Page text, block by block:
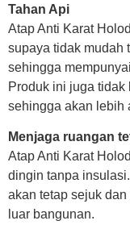
Tahan Api
Atap Anti Karat
supaya tidak mudah
sehingga
Produk ini juga
sehingga akan lebih
Menjaga ruangan
Atap Anti Karat
dingin tanpa
akan tetap sejuk
luar bangunan.